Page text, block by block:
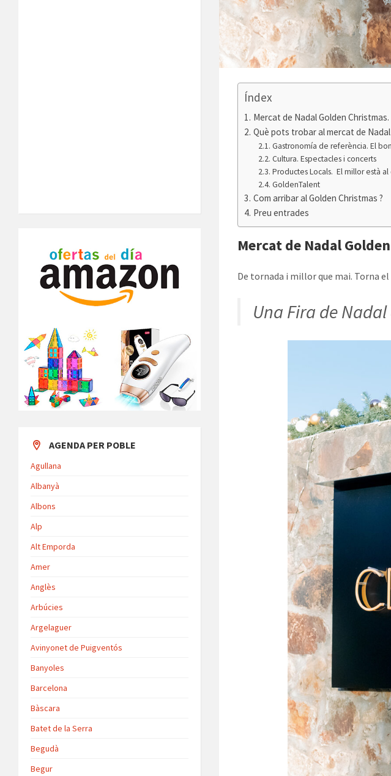
Índex
Mercat de Nadal Golden Christmas.
Què pots trobar al mercat de Nadal
Gastronomía de referència. El
Cultura. Espectacles i concerts
Productes Locals. El millor està al
GoldenTalent
Com arribar al Golden Christmas ?
Preu entrades
Mercat de Nadal
De tornada i millor que mai. Torna el
Una Fira de
AGENDA PER POBLE
Agullana
Albanyà
Albons
Alp
Alt Emporda
Amer
Anglès
Arbúcies
Argelaguer
Avinyonet de Puigventós
Banyoles
Barcelona
Bàscara
Batet de la Serra
Begudà
Begur